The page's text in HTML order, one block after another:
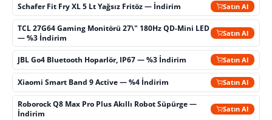
Schafer Fit Fry XL 5 Lt Yağsız Fritöz — İndirim Satın Al
TCL 27G64 Gaming Monitörü 27\" 180Hz QD-Mini LED
— %3 İndirim
Satın Al
JBL Go4 Bluetooth Hoparlör, IP67 — %3 İndirim Satın Al
Xiaomi Smart Band 9 Active — %4 İndirim Satın Al
Roborock Q8 Max Pro Plus Akıllı Robot Süpürge —
İndirim
Satın Al